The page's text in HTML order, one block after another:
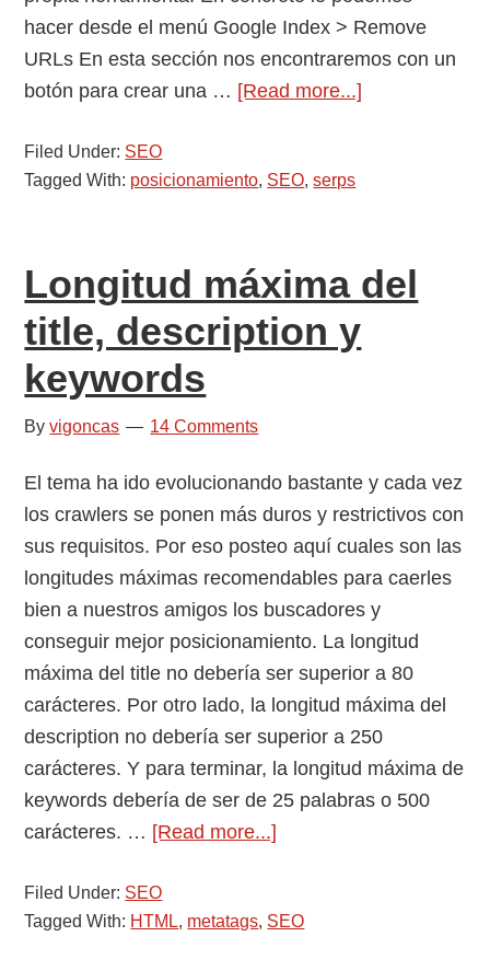
hacer desde el menú Google Index > Remove
URLs En esta sección nos encontraremos con un
botón para crear una … [Read more...]
Filed Under: SEO
Tagged With: posicionamiento, SEO,serps
Longitud máxima del
title, description y
keywords
Byvigoncas 14 Comments
El tema ha ido evolucionando bastante y cada vez
los crawlers se ponen más duros y restrictivos con
sus requisitos. Por eso posteo aquí cuales son las
longitudes máximas recomendables para caerles
bien a nuestros amigos los buscadores y
conseguir mejor posicionamiento. La longitud
máxima del title no debería ser superior a 80
carácteres. Por otro lado, la longitud máxima del
description no debería ser superior a 250
carácteres. Y para terminar, la longitud máxima de
keywords debería de ser de 25 palabras o 500
carácteres. … [Read more...]
del
Filed Under: SEO
Tagged With: HTML, metatags, SEO